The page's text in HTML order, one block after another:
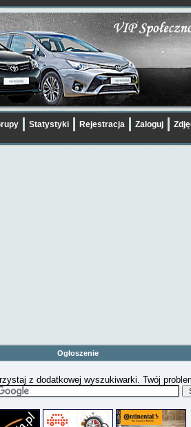
Statystyki Rejestracja Zaloguj
Ogłoszenie
z dodatkowej wyszukiwarki. Twój